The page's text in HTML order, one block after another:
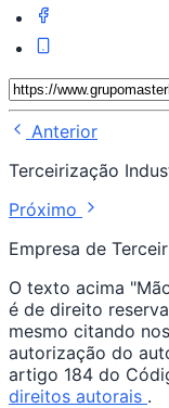
Anterior
Terceirização
Próximo
Empresa de
O texto acima
é de direito
mesmo citando
autorização do
artigo 184 do
direitos autorais .